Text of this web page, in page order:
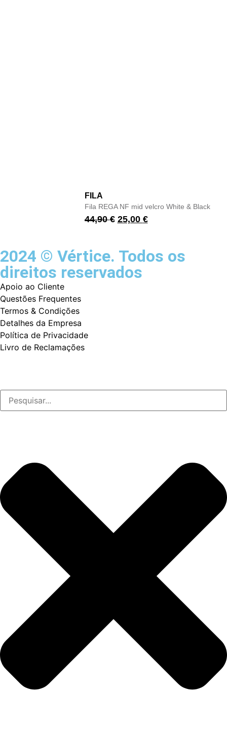
FILA
Fila REGA NF mid velcro White & Black
44,90€ 25,00 €
2024 © Vértice. Todos os
direitos reservados
Apoio ao Cliente
Questões Frequentes
Termos & Condições
Detalhes da Empresa
Política de Privacidade
Livro de Reclamações